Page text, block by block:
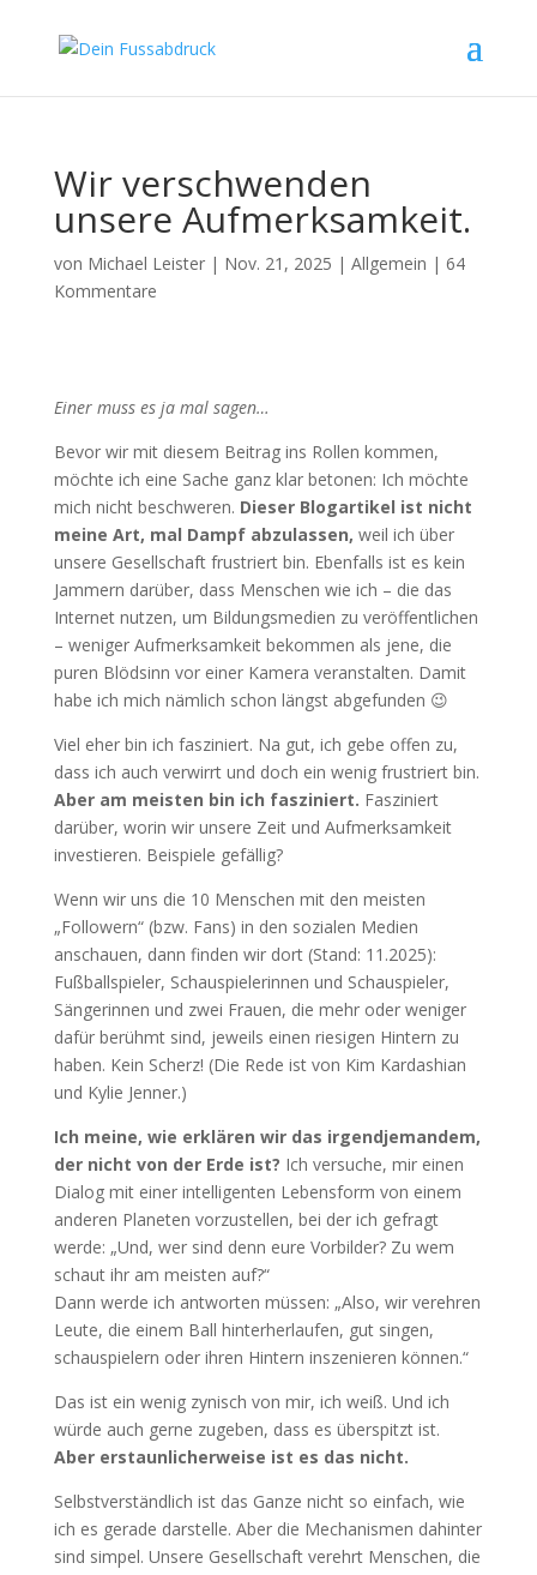
Wir verschwenden
unsere Aufmerksamkeit.
von Michael Leister| Nov. 21, 2025 | Allgemein | 64
Kommentare
Einer muss es ja mal sagen…
Bevor wir mit diesem Beitrag ins Rollen kommen,
möchte ich eine Sache ganz klar betonen: Ich möchte
mich nicht beschweren. Dieser Blogartikel ist nicht
meine Art, mal Dampf abzulassen, weil ich über
unsere Gesellschaft frustriert bin. Ebenfalls ist es kein
Jammern darüber, dass Menschen wie ich – die das
Internet nutzen, um Bildungsmedien zu veröffentlichen
– weniger Aufmerksamkeit bekommen als jene, die
puren Blödsinn vor einer Kamera veranstalten. Damit
habe ich mich nämlich schon längst abgefunden 😉
Viel eher bin ich fasziniert. Na gut, ich gebe offen zu,
dass ich auch verwirrt und doch ein wenig frustriert bin.
Aber am meisten bin ich fasziniert. Fasziniert
darüber, worin wir unsere Zeit und Aufmerksamkeit
investieren. Beispiele gefällig?
Wenn wir uns die 10 Menschen mit den meisten
„Followern“ (bzw. Fans) in den sozialen Medien
anschauen, dann finden wir dort (Stand: 11.2025):
Fußballspieler, Schauspielerinnen und Schauspieler,
Sängerinnen und zwei Frauen, die mehr oder weniger
dafür berühmt sind, jeweils einen riesigen Hintern zu
haben. Kein Scherz! (Die Rede ist von Kim Kardashian
und Kylie Jenner.)
Ich meine, wie erklären wir das irgendjemandem,
der nicht von der Erde ist? Ich versuche, mir einen
Dialog mit einer intelligenten Lebensform von einem
anderen Planeten vorzustellen, bei der ich gefragt
werde: „Und, wer sind denn eure Vorbilder? Zu wem
schaut ihr am meisten auf?“
Dann werde ich antworten müssen: „Also, wir verehren
Leute, die einem Ball hinterherlaufen, gut singen,
schauspielern oder ihren Hintern inszenieren können.“
Das ist ein wenig zynisch von mir, ich weiß. Und ich
würde auch gerne zugeben, dass es überspitzt ist.
Aber erstaunlicherweise ist es das nicht.
Selbstverständlich ist das Ganze nicht so einfach, wie
ich es gerade darstelle. Aber die Mechanismen dahinter
sind simpel. Unsere Gesellschaft verehrt Menschen, die